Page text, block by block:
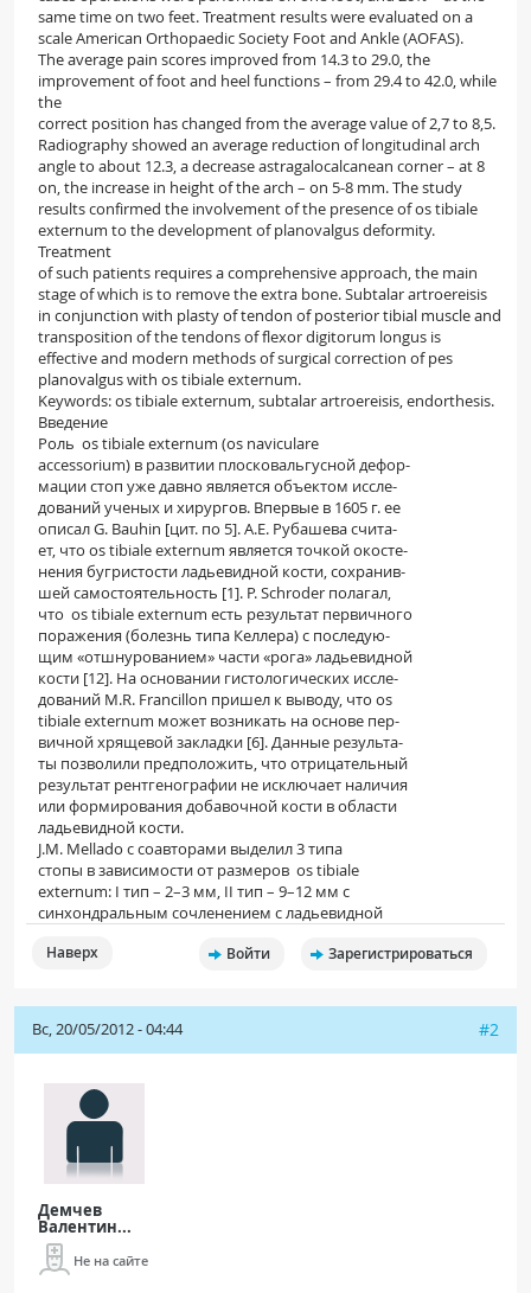
same time on two feet. Treatment results were evaluated on a
scale American Orthopaedic Society Foot and Ankle (AOFAS).
The average pain scores improved from 14.3 to 29.0, the
improvement of foot and heel functions – from 29.4 to 42.0, while
the
correct position has changed from the average value of 2,7 to 8,5.
Radiography showed an average reduction of longitudinal arch
angle to about 12.3, a decrease astragalocalcanean corner – at 8
on, the increase in height of the arch – on 5-8 mm. The study
results confirmed the involvement of the presence of os tibiale
externum to the development of planovalgus deformity.
Treatment
of such patients requires a comprehensive approach, the main
stage of which is to remove the extra bone. Subtalar artroereisis
in conjunction with plasty of tendon of posterior tibial muscle and
transposition of the tendons of flexor digitorum longus is
effective and modern methods of surgical correction of pes
planovalgus with os tibiale externum.
Keywords: os tibiale externum, subtalar artroereisis, endorthesis.
Введение
Роль os tibiale externum (os naviculare
accessorium) в развитии плосковальгусной дефор-
мации стоп уже давно является объектом иссле-
дований ученых и хирургов. Впервые в 1605 г. ее
описал G. Bauhin [цит. по 5]. А.Е. Рубашева счита-
ет, что os tibiale externum является точкой окосте-
нения бугристости ладьевидной кости, сохранив-
шей самостоятельность [1]. P. Schroder полагал,
что os tibiale externum есть результат первичного
поражения (болезнь типа Келлера) с последую-
щим «отшнурованием» части «рога» ладьевидной
кости [12]. На основании гистологических иссле-
дований M.R. Francillon пришел к выводу, что os
tibiale externum может возникать на основе пер-
вичной хрящевой закладки [6]. Данные результа-
ты позволили предположить, что отрицательный
результат рентгенографии не исключает наличия
или формирования добавочной кости в области
ладьевидной кости.
J.M. Mellado с соавторами выделил 3 типа
стопы в зависимости от размеров os tibiale
externum: I тип – 2–3 мм, II тип – 9–12 мм с
синхондральным сочленением с ладьевидной
Наверх Войти Зарегистрироваться
Вс, 20/05/2012 - 04:44 #2
Демчев
Валентин...
Не на сайте